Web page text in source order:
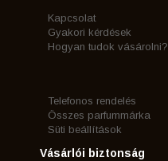
Kapcsolat
Gyakori kérdések
Hogyan tudok vásárolni?
Telefonos rendelés
Összes parfummárka
Süti beállítások
Vásárlói biztonság